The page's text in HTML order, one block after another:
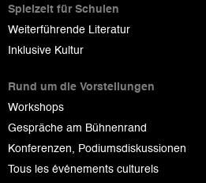
Spielzeit für Schulen
Weiterführende Literatur
Inklusive Kultur
Rund um die Vorstellungen
Workshops
Gespräche am Bühnenrand
Konferenzen, Podiumsdiskussionen
Tous les événements culturels